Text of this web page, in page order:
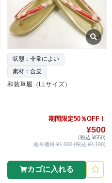
状態：非常によい
素材：合皮
和装草履（LLサイズ）
期間限定50％OFF！
¥500
(税込 ¥550)
通常価格 ¥1,000 (税込 ¥1,100)
カゴに入れる